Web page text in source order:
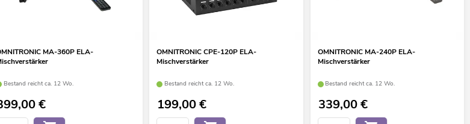
MA-360P ELA-
Bestand reicht ca. 12 Wo.
€
OMNITRONIC CPE-120P ELA-
Mischverstärker
Bestand reicht ca. 12 Wo.
199,00€
OMNITRONIC MA-240P ELA-
Mischverstärker
Bestand reicht ca. 12 Wo.
339,00€